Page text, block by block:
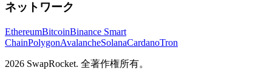
ネットワーク
EthereumBitcoinBinance Smart
ChainPolygonAvalancheSolanaCardanoTron
2026 SwapRocket. 全著作権所有。